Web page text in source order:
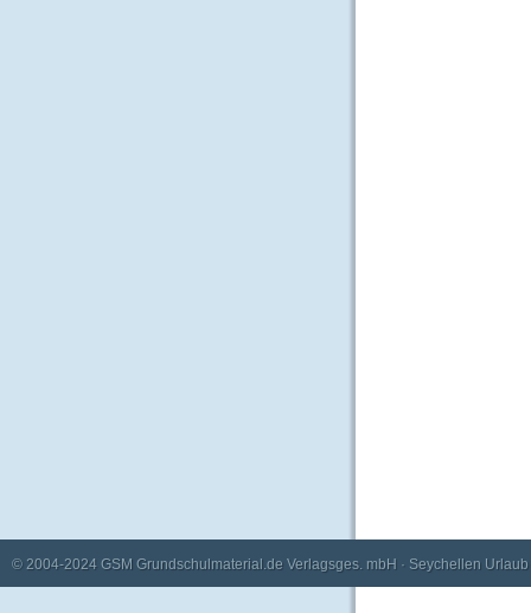
© 2004-2024 GSM Grundschulmaterial.de Verlagsges. mbH · Seychellen Urlaub